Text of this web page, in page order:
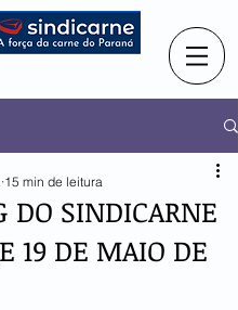
DO SINDICARNE
19 DE MAIO DE
15 min de leitura